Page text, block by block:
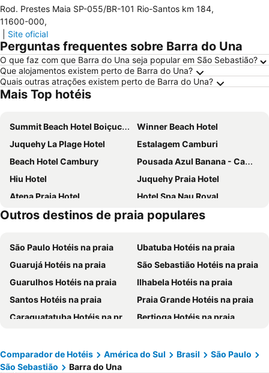
Rod. Prestes Maia SP-055/BR-101 Rio-Santos km 184,
11600-000,
Site oficial
Perguntas frequentes sobre Barra do Una
O que faz com que Barra do Una seja popular em São Sebastião?
Que alojamentos existem perto de Barra do Una?
Quais outras atrações existem perto de Barra do Una?
Mais Top hotéis
Summit Beach Hotel Boiçucanga
Winner Beach Hotel
Juquehy La Plage Hotel
Estalagem Camburi
Beach Hotel Cambury
Pousada Azul Banana - Camburi
Hiu Hotel
Juquehy Praia Hotel
Atena Praia Hotel
Hotel Spa Nau Royal
Pousada Bellissima
Beach Hotel Juquehy
Beach Hotel Sunset
Hotel Aldeia de Sahy
Pousada Villa Atlântica
Makitub
Condomínio Sol Mar E Cia
Pousada Zama
Recanto Verde Praia Hotel
Morada dos Colibris
Flats de Sumatra
Hotel Maui Maresias
Alma Surf House
Bee.w Juquehy
Alua Camburi
Outros destinos de praia populares
São Paulo Hotéis na praia
Ubatuba Hotéis na praia
Guarujá Hotéis na praia
São Sebastião Hotéis na praia
Guarulhos Hotéis na praia
Ilhabela Hotéis na praia
Santos Hotéis na praia
Praia Grande Hotéis na praia
Caraguatatuba Hotéis na praia
Bertioga Hotéis na praia
São Vicente Hotéis na praia
Taubaté Hotéis na praia
Mogi das Cruzes Hotéis na praia
Comparador de Hotéis América do Sul Brasil
São Paulo
São Sebastião
Barra do Una